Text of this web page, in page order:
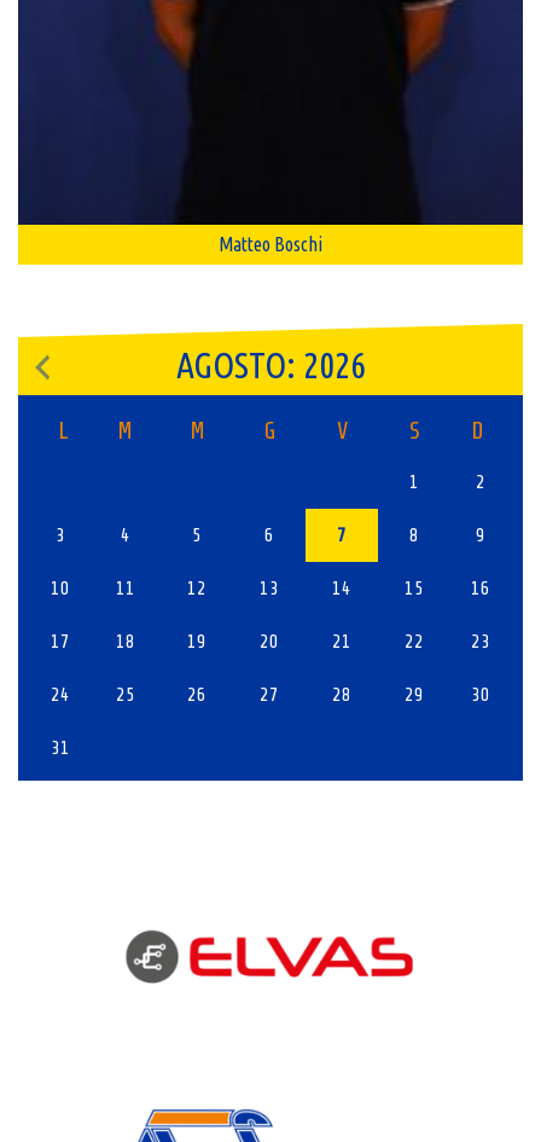
Matteo Boschi
AGOSTO: 2026
L M M G V S D
1 2
3 4 5 6 7 8 9
10 11 12 13 14 15 16
17 18 19 20 21 22 23
24 25 26 27 28 29 30
31